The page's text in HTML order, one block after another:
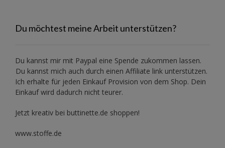
Du möchtest meine Arbeit unterstützen?
Du kannst mir mit Paypal eine Spende zukommen lassen.
Du kannst mich auch durch einen Affiliate link unterstützen.
Ich erhalte für jeden Einkauf Provision von dem Shop. Dein
Einkauf wird dadurch nicht teurer.
Jetzt kreativ bei buttinette.de shoppen!
www.stoffe.de